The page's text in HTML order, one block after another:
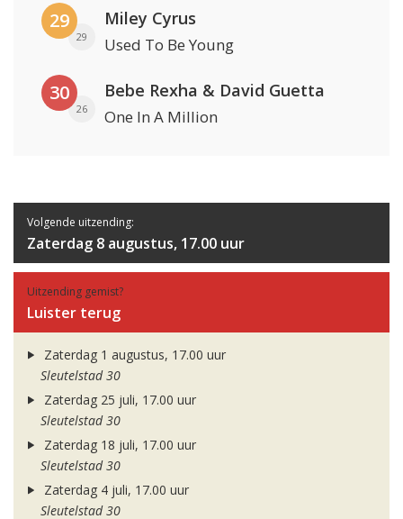
29
29
Miley Cyrus
Used To Be Young
30
26
Bebe Rexha & David Guetta
One In A Million
Volgende uitzending:
Zaterdag 8 augustus, 17.00 uur
Uitzending gemist?
Luister terug
Zaterdag 1 augustus, 17.00 uur
Sleutelstad 30
Zaterdag 25 juli, 17.00 uur
Sleutelstad 30
Zaterdag 18 juli, 17.00 uur
Sleutelstad 30
Zaterdag 4 juli, 17.00 uur
Sleutelstad 30